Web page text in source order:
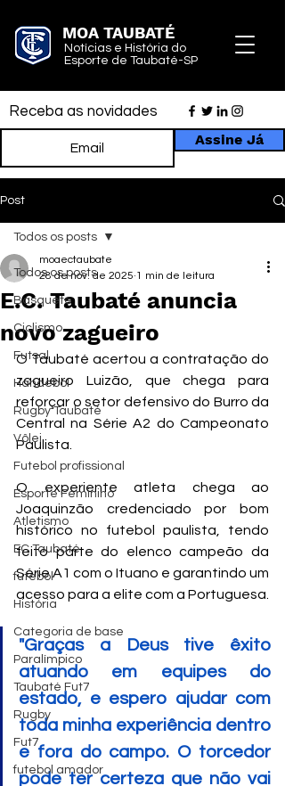
MOA TAUBATÉ
Notícias e História do
Esporte de Taubaté-SP
Receba as novidades
Assine Já
Post
Todos os posts
Basquete
Ciclismo
Futsal
Handebol
Rugby Taubaté
Vôlei
Futebol profissional
Esporte Feminino
Atletismo
EC Taubaté
futebol
História
Categoria de base
Paralímpico
Taubaté Fut7
Rugby
Fut7
futebol amador
Todos os posts
E.C. Taubaté anuncia
novo zagueiro
moaectaubate
28 de nov. de 2025 1 min de leitura
O Taubaté acertou a contratação do
zagueiro Luizão, que chega para
reforçar o setor defensivo do Burro da
Central na Série A2 do Campeonato
Paulista.
O experiente atleta chega ao
Joaquinzão credenciado por bom
histórico no futebol paulista, tendo
feito parte do elenco campeão da
Série A1 com o Ituano e garantindo um
"Graças a Deus tive êxito
atuando em equipes do
estado, e espero ajudar com
toda minha experiência dentro
e fora do campo. O torcedor
pode ter certeza que não vai